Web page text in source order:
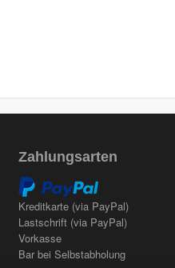
Zahlungsarten
Kreditkarte (via PayPal)
Lastschrift (via PayPal)
Vorkasse
Bar bei Selbstabholung